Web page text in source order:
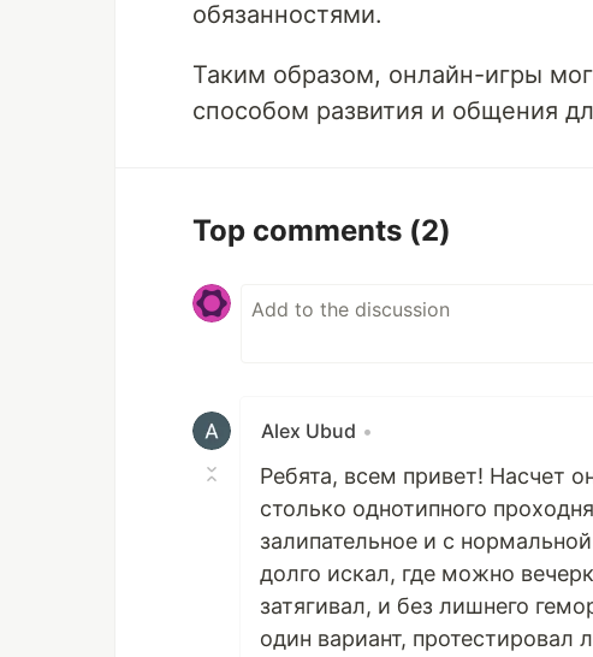
обязанностями.
Таким образом, онлайн-игры
способом развития и общения
Top comments (2)
Alex Ubud •
Ребята, всем привет! Насчет
столько однотипного
залипательное и с
долго искал, где можно
затягивал, и без лишнего
один вариант, протестировал